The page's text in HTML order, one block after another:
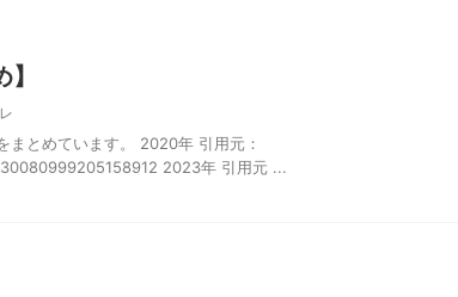
まとめています。 2020年 引用元：
2023年 引用元 ...